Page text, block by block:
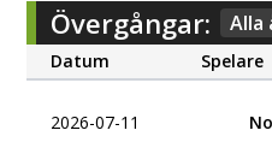
Övergångar: Alla
Datum Spelare
2026-07-11